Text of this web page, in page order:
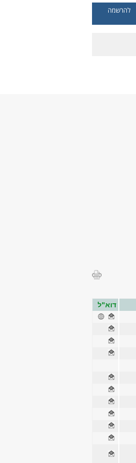
להרשמה
דוא"ל